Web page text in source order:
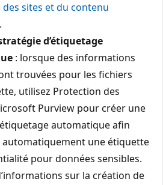
sites et du contenu
.
d’étiquetage
: lorsque des informations
trouvées pour les fichiers
utilisez Protection des
Purview pour créer une
automatique afin
automatiquement une étiquette
pour données sensibles.
sur la création de